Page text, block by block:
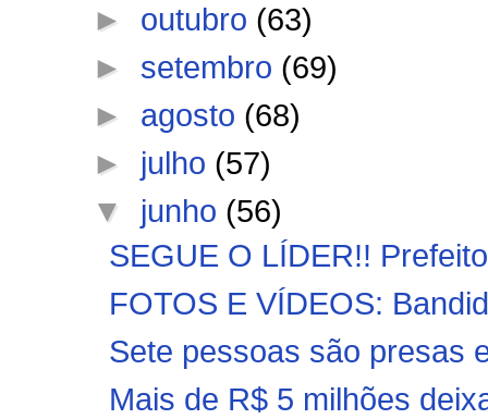
► outubro (63)
► setembro (69)
► agosto (68)
► julho (57)
▼ junho (56)
SEGUE O LÍDER!!
FOTOS E VÍDEOS:
Sete pessoas são presas
Mais de R$ 5 milhões